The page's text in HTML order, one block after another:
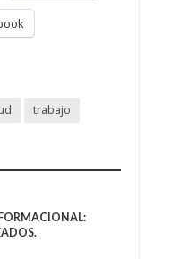
trabajo